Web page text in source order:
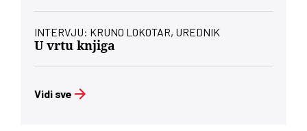
INTERVJU: KRUNO LOKOTAR, UREDNIK
U vrtu knjiga
Vidi sve